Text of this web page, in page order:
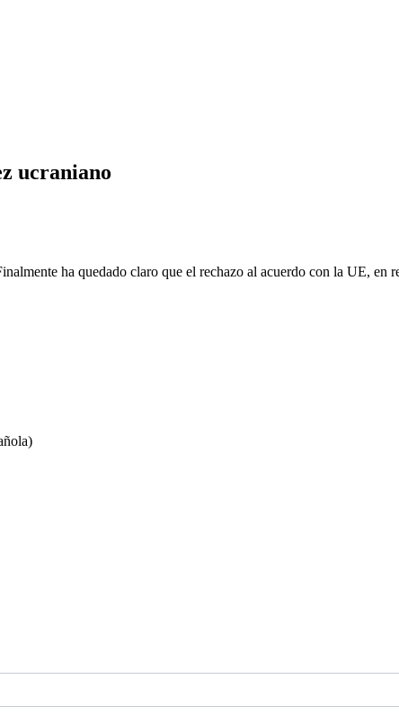
ucraniano
ha quedado claro que el rechazo al acuerdo con la UE, en